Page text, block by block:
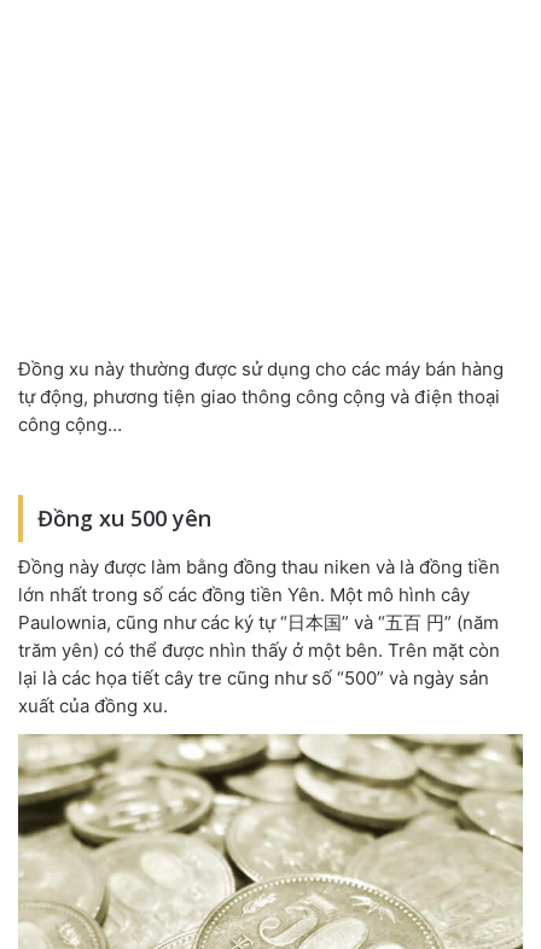
Đồng xu này thường được sử dụng cho các máy bán hàng
tự động, phương tiện giao thông công cộng và điện thoại
công cộng…
Đồng xu 500 yên
Đồng này được làm bằng đồng thau niken và là đồng tiền
lớn nhất trong số các đồng tiền Yên. Một mô hình cây
Paulownia, cũng như các ký tự “日本国” và “五百 円” (năm
trăm yên) có thể được nhìn thấy ở một bên. Trên mặt còn
lại là các họa tiết cây tre cũng như số “500” và ngày sản
xuất của đồng xu.